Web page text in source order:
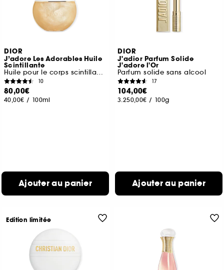
DIOR
J’adore Les Adorables Huile
Scintillante
Huile pour le corps scintillante
10
80,00€
40,00€ / 100ml
Ajouter au panier
DIOR
J'adior Parfum Solide
J'adore l'Or
Parfum solide sans alcool
17
104,00€
3.250,00€ / 100g
Ajouter au panier
Edition limitée